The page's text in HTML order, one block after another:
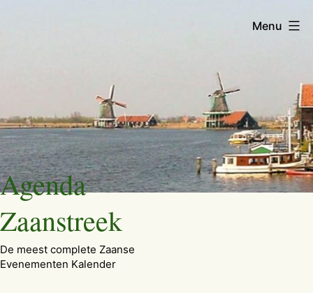
Ga
naar
de
inhoud
Agenda
Zaanstreek
De meest complete Zaanse
Evenementen Kalender
Menu